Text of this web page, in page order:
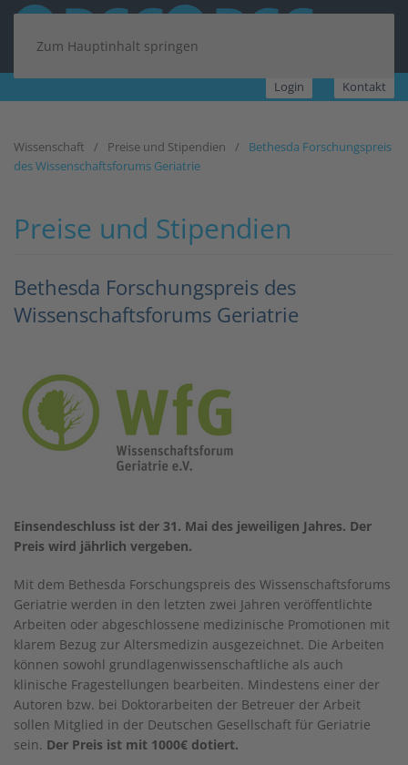
Zum Hauptinhalt springen
Login Kontakt
Wissenschaft Preise und Stipendien
Bethesda Forschungspreis
des Wissenschaftsforums Geriatrie
Preise und Stipendien
Bethesda Forschungspreis des
Wissenschaftsforums Geriatrie
Einsendeschluss ist der 31. Mai des jeweiligen Jahres. Der
Preis wird jährlich vergeben.
Mit dem Bethesda Forschungspreis des Wissenschaftsforums
Geriatrie werden in den letzten zwei Jahren veröffentlichte
Arbeiten oder abgeschlossene medizinische Promotionen mit
klarem Bezug zur Altersmedizin ausgezeichnet. Die Arbeiten
können sowohl grundlagenwissenschaftliche als auch
klinische Fragestellungen bearbeiten. Mindestens einer der
Autoren bzw. bei Doktorarbeiten der Betreuer der Arbeit
sollen Mitglied in der Deutschen Gesellschaft für Geriatrie
sein. Der Preis ist mit 1000€ dotiert.